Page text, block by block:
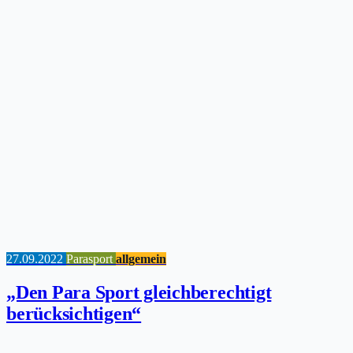
27.09.2022 Parasport allgemein
„Den Para Sport gleichberechtigt
berücksichtigen“